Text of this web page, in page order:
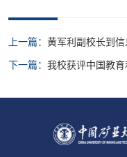
上一篇： 黄军利副校长到
下一篇： 我校获评中国教育